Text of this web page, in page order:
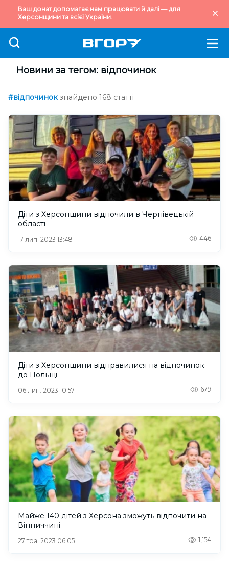
Ваш донат допомагає нам працювати й далі — для
Херсонщини та всієї України.
Новини за тегом: відпочинок
#відпочинок знайдено 168 статті
Діти з Херсонщини відпочили в Чернівецькій
області
17 лип. 2023 13:48 446
Діти з Херсонщини відправилися на відпочинок
до Польщі
06 лип. 2023 10:57 679
Майже 140 дітей з Херсона зможуть відпочити на
Вінниччині
27 тра. 2023 06:05 1,154